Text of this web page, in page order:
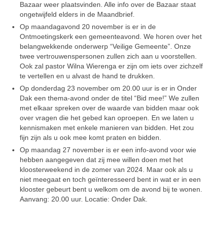
Bazaar weer plaatsvinden. Alle info over de Bazaar staat
ongetwijfeld elders in de Maandbrief.
Op maandagavond 20 november is er in de
Ontmoetingskerk een ge­meenteavond. We horen over het
belangwekkende onderwerp “Veili­ge Gemeente”. Onze
twee vertrou­wenspersonen zullen zich aan u voorstellen.
Ook zal pastor Wilna Wierenga er zijn om iets over zich­zelf
te vertellen en u alvast de hand te drukken.
Op donderdag 23 november om 20.00 uur is er in Onder
Dak een thema-avond onder de titel “Bid mee!” We zullen
met elkaar spre­ken over de waarde van bidden maar ook
over vragen die het ge­bed kan oproepen. En we laten u
kennismaken met enkele manieren van bidden. Het zou
fijn zijn als u ook mee komt praten en bidden.
Op maandag 27 november is er een info-avond voor wie
hebben aange­geven dat zij mee willen doen met het
kloosterweekend in de zomer van 2024. Maar ook als u
niet mee­gaat en toch geïnteresseerd bent in wat er in een
klooster gebeurt bent u welkom om de avond bij te wo­nen.
Aanvang: 20.00 uur. Locatie: Onder Dak.